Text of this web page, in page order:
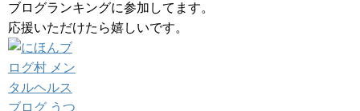
ブログランキングに参加してます。
応援いただけたら嬉しいです。